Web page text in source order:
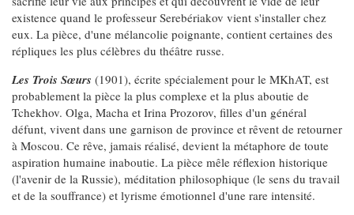
existence quand le professeur Serebériakov vient s'installer chez
eux. La pièce, d'une mélancolie poignante, contient certaines des
répliques les plus célèbres du théâtre russe.
Les Trois Sœurs (1901), écrite spécialement pour le MKhAT, est
probablement la pièce la plus complexe et la plus aboutie de
Tchekhov. Olga, Macha et Irina Prozorov, filles d'un général
défunt, vivent dans une garnison de province et rêvent de retourner
à Moscou. Ce rêve, jamais réalisé, devient la métaphore de toute
aspiration humaine inaboutie. La pièce mêle réflexion historique
(l'avenir de la Russie), méditation philosophique (le sens du travail
et de la souffrance) et lyrisme émotionnel d'une rare intensité.